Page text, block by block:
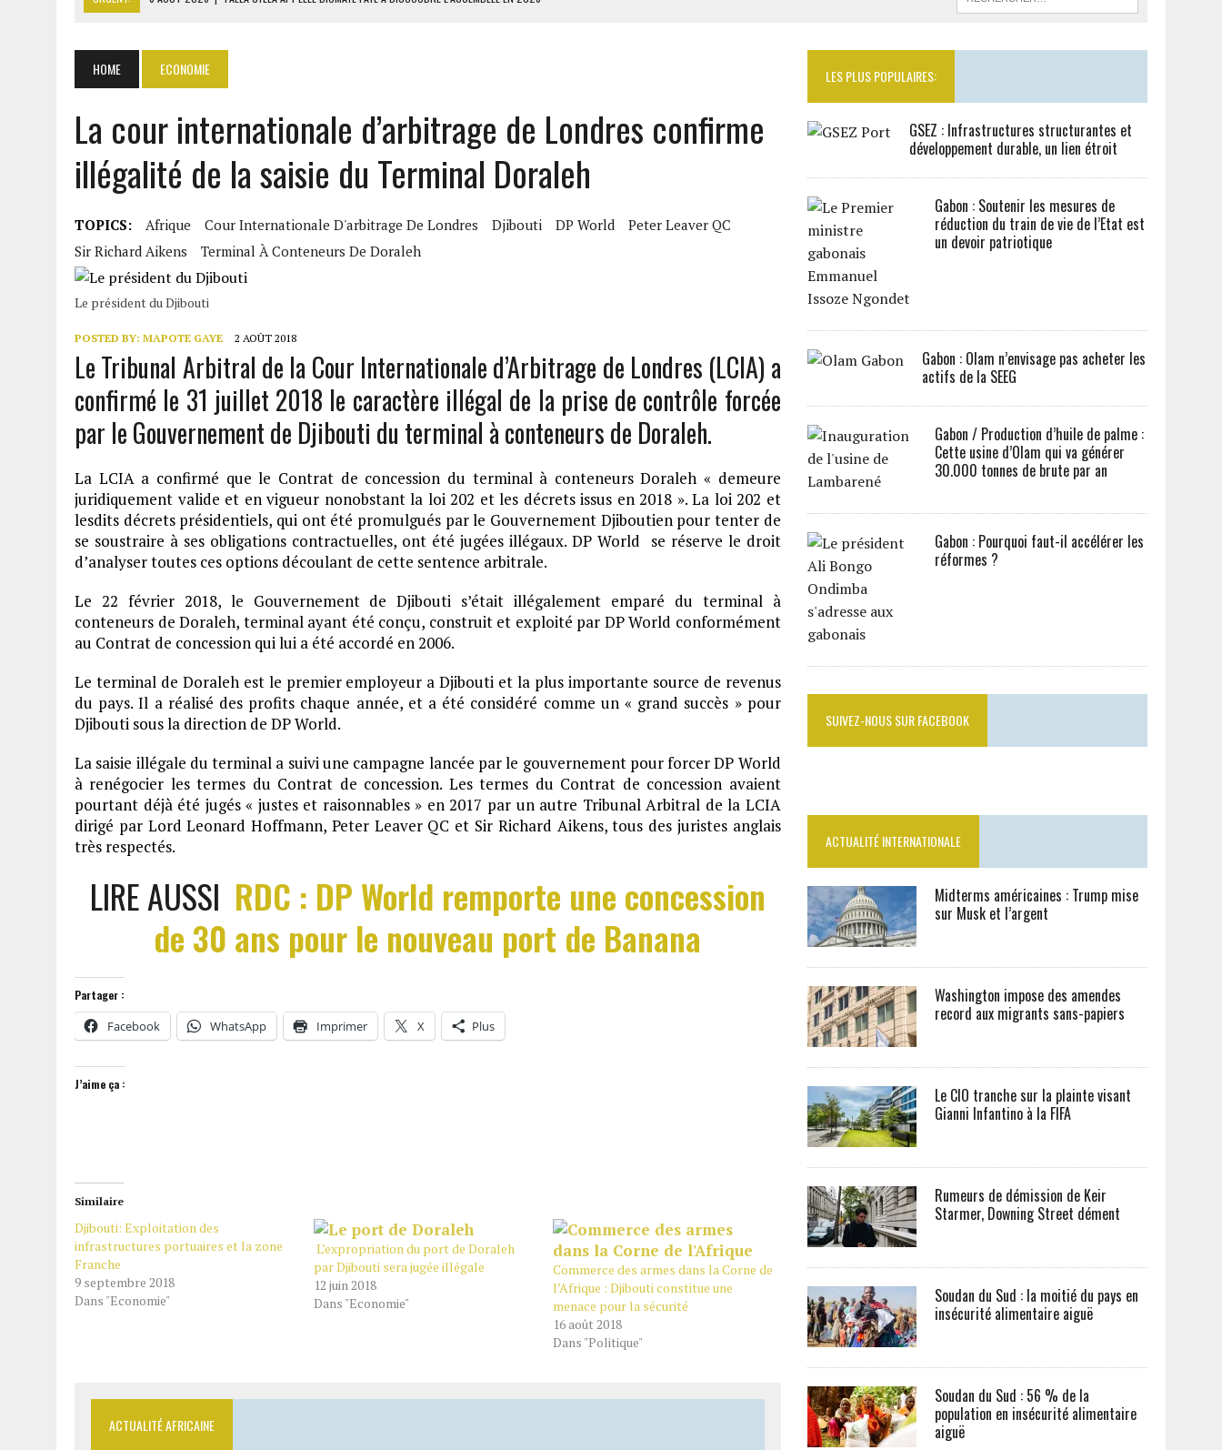
8 AOÛT 2026 | L’ÉCONOMIE AMÉRICAINE PERD DES MILLIERS D’EMPLOIS AVEC LA GUERRE CONTRE L’IRAN
L’UNIVERSITÉ LIBANAISE FRAGILISÉE PAR LES COUPES BUDGÉTAIRES
HOME ECONOMIE
La cour internationale d’arbitrage de Londres confirme
illégalité de la saisie du Terminal Doraleh
TOPICS: Afrique Cour Internationale D'arbitrage De Londres Djibouti DP World
Peter Leaver QC
Sir Richard Aikens
Terminal À Conteneurs De Doraleh
Le président du Djibouti
POSTED BY: MAPOTE GAYE 2 AOÛT 2018
Le Tribunal Arbitral de la Cour Internationale d’Arbitrage de Londres (LCIA) a
confirmé le 31 juillet 2018 le caractère illégal de la prise de contrôle forcée
par le Gouvernement de Djibouti du terminal à conteneurs de Doraleh.
La LCIA a confirmé que le Contrat de concession du terminal à conteneurs Doraleh « demeure
juridiquement valide et en vigueur nonobstant la loi 202 et les décrets issus en 2018 ». La loi 202 et
lesdits décrets présidentiels, qui ont été promulgués par le Gouvernement Djiboutien pour tenter de
se soustraire à ses obligations contractuelles, ont été jugées illégaux. DP World se réserve le droit
d’analyser toutes ces options découlant de cette sentence arbitrale.
Le 22 février 2018, le Gouvernement de Djibouti s’était illégalement emparé du terminal à
conteneurs de Doraleh, terminal ayant été conçu, construit et exploité par DP World conformément
au Contrat de concession qui lui a été accordé en 2006.
Le terminal de Doraleh est le premier employeur a Djibouti et la plus importante source de revenus
du pays. Il a réalisé des profits chaque année, et a été considéré comme un « grand succès » pour
Djibouti sous la direction de DP World.
La saisie illégale du terminal a suivi une campagne lancée par le gouvernement pour forcer DP World
à renégocier les termes du Contrat de concession. Les termes du Contrat de concession avaient
pourtant déjà été jugés « justes et raisonnables » en 2017 par un autre Tribunal Arbitral de la LCIA
dirigé par Lord Leonard Hoffmann, Peter Leaver QC et Sir Richard Aikens, tous des juristes anglais
très respectés.
LIRE AUSSI RDC : DP World remporte une concession
de 30 ans pour le nouveau port de Banana
Partager :
Facebook WhatsApp Imprimer X Plus
J’aime ça :
Similaire
Djibouti: Exploitation des
infrastructures portuaires et la zone
Franche
9 septembre 2018
Dans "Economie"
L’expropriation du port de Doraleh
par Djibouti sera jugée illégale
12 juin 2018
Dans "Economie"
Commerce des armes dans la Corne de
l’Afrique : Djibouti constitue une
menace pour la sécurité
16 août 2018
Dans "Politique"
ACTUALITÉ AFRICAINE
LES PLUS POPULAIRES:
GSEZ : Infrastructures structurantes et
développement durable, un lien étroit
Gabon : Soutenir les mesures de
réduction du train de vie de l’Etat est
un devoir patriotique
Gabon : Olam n’envisage pas acheter les
actifs de la SEEG
Gabon / Production d’huile de palme :
Cette usine d’Olam qui va générer
30.000 tonnes de brute par an
Gabon : Pourquoi faut-il accélérer les
réformes ?
SUIVEZ-NOUS SUR FACEBOOK
ACTUALITÉ INTERNATIONALE
Midterms américaines : Trump mise
sur Musk et l’argent
Washington impose des amendes
record aux migrants sans-papiers
Le CIO tranche sur la plainte visant
Gianni Infantino à la FIFA
Rumeurs de démission de Keir
Starmer, Downing Street dément
Soudan du Sud : la moitié du pays en
insécurité alimentaire aiguë
Soudan du Sud : 56 % de la
population en insécurité alimentaire
aiguë